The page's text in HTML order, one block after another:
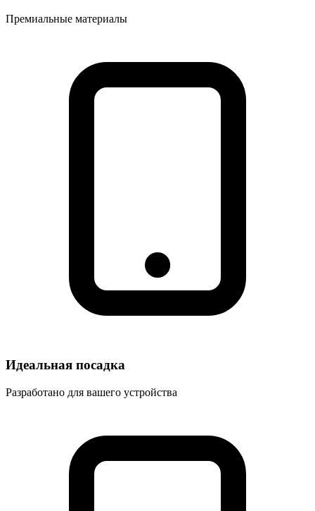
Премиальные материалы
Идеальная посадка
Разработано для вашего устройства